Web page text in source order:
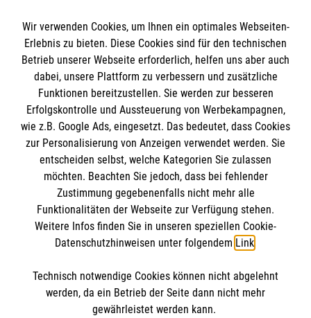
Informationen
Impressum
Datenschutz
Kontakt
Die Malteser
Malteser in Deutschland
Malteserorden
Sharepoint
Spendenkonto
IBAN: DE27 3706 0120 1201 2220 16
BIC: GENODED1PA7
So finden Sie uns
Wir verwenden Cookies, um Ihnen ein optimales Webseiten-
Erlebnis zu bieten. Diese Cookies sind für den technischen
Betrieb unserer Webseite erforderlich, helfen uns aber auch
dabei, unsere Plattform zu verbessern und zusätzliche
Funktionen bereitzustellen. Sie werden zur besseren
Erfolgskontrolle und Aussteuerung von Werbekampagnen,
wie z.B. Google Ads, eingesetzt. Das bedeutet, dass Cookies
zur Personalisierung von Anzeigen verwendet werden. Sie
entscheiden selbst, welche Kategorien Sie zulassen
möchten. Beachten Sie jedoch, dass bei fehlender
Zustimmung gegebenenfalls nicht mehr alle
Funktionalitäten der Webseite zur Verfügung stehen.
Weitere Infos finden Sie in unseren speziellen Cookie-
Datenschutzhinweisen unter folgendem Link.
Technisch notwendige Cookies können nicht abgelehnt
werden, da ein Betrieb der Seite dann nicht mehr
gewährleistet werden kann.